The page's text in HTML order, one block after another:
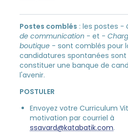
Postes comblés : les postes -
de communication - et -
boutique - sont comblés pour
candidatures spontanées
constituer une banque de
l'avenir.
POSTULER
Envoyez votre Curriculum
motivation par courriel à
ssavard@katabatik.com.